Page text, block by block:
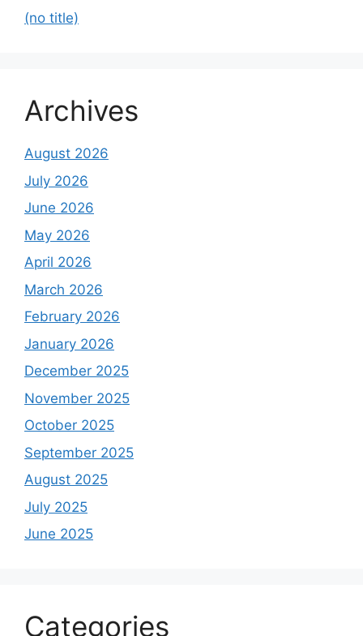
(no title)
Archives
August 2026
July 2026
June 2026
May 2026
April 2026
March 2026
February 2026
January 2026
December 2025
November 2025
October 2025
September 2025
August 2025
July 2025
June 2025
Categories